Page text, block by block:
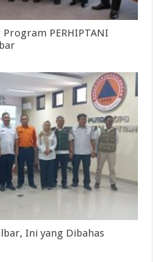
PERHIPTANI
Ini yang Dibahas